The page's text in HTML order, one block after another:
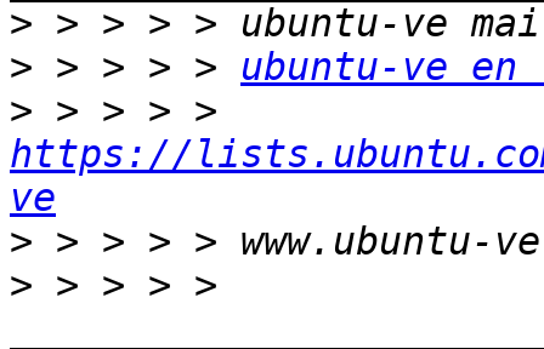
>
> > > > > ubuntu-ve
>
https://
ve
>
> > > > >